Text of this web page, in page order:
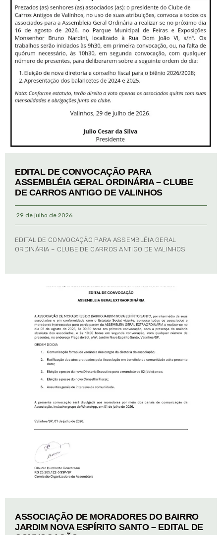
EDITAL DE CONVOCAÇÃO PARA
ASSEMBLÉIA GERAL ORDINÁRIA – CLUBE
DE CARROS ANTIGO DE VALINHOS
29 de julho de 2026
EDITAL DE CONVOCAÇÃO PARA ASSEMBLÉIA GERAL
ORDINÁRIA – CLUBE DE CARROS ANTIGO DE VALINHOS
ASSOCIAÇÃO DE MORADORES DO BAIRRO
JARDIM NOVA ESPÍRITO SANTO – EDITAL DE